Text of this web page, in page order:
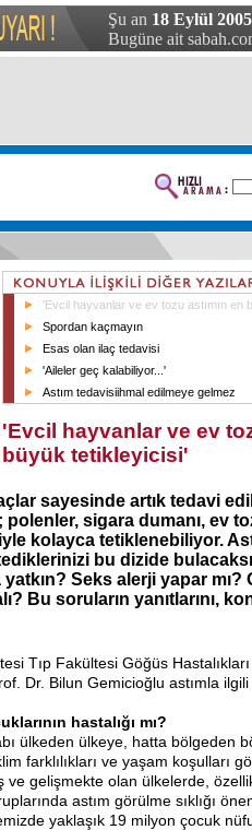
Şu an 18 Eylül
Bugüne ait
'Evcil hayvanlar ve ev tozu astımın en
Spordan kaçmayın
Esas olan ilaç tedavisi
'Aileler geç kalabiliyor...'
Astım tedavisiihmal edilmeye gelmez
'Evcil hayvanlar ve ev
büyük tetikleyicisi'
sayesinde artık tedavi
polenler, sigara dumanı, ev
kolayca tetiklenebiliyor.
bu dizide
Seks alerji yapar mı?
Bu soruların yanıtlarını,
Tıp Fakültesi Göğüs
Dr. Bilun Gemicioğlu astımla ilgili
hastalığı mı?
ülkeden ülkeye, hatta bölgeden
farklılıkları ve yaşam koşulları
ve gelişmekte olan ülkelerde,
astım görülme sıklığı
yaklaşık 19 milyon çocuk